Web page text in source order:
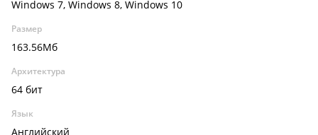
Windows 7, Windows 8, Windows 10
Размер
163.56Мб
Архитектура
64 бит
Язык
Английский